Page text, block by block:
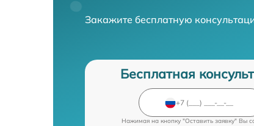
Закажите бесплатную
Бесплатная
Нажимая на кнопку "Оставить заявку" Вы